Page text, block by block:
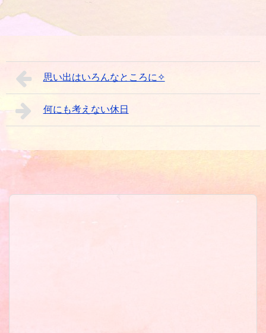
思い出はいろんなところに✧
何にも考えない休日